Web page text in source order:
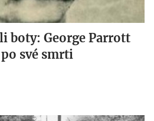
boty: George Parrott
své smrti